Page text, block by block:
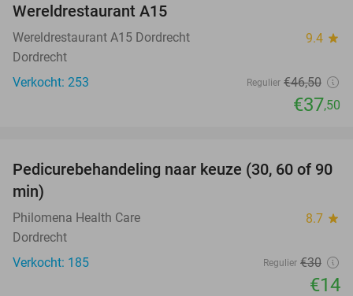
Wereldrestaurant A15
Wereldrestaurant A15 Dordrecht 9.4 star
Dordrecht
Verkocht: 253
Regulier €46,50
€37,50
53%
Pedicurebehandeling naar keuze (30, 60 of 90
min)
Philomena Health Care 8.7 star
Dordrecht
Verkocht: 185
Regulier €30
€14